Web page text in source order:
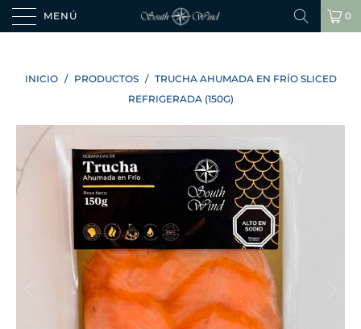
MENÚ 0
INICIO / PRODUCTOS / TRUCHA AHUMADA EN FRÍO SLICED
REFRIGERADA (150G)